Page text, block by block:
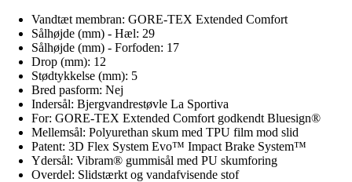
Vandtæt membran: GORE-TEX Extended Comfort
Sålhøjde (mm) - Hæl: 29
Sålhøjde (mm) - Forfoden: 17
Drop (mm): 12
Stødtykkelse (mm): 5
Bred pasform: Nej
Indersål: Bjergvandrestøvle La Sportiva
For: GORE-TEX Extended Comfort godkendt Bluesign®
Mellemsål: Polyurethan skum med TPU film mod slid
Patent: 3D Flex System Evo™ Impact Brake System™
Ydersål: Vibram® gummisål med PU skumforing
Overdel: Slidstærkt og vandafvisende stof